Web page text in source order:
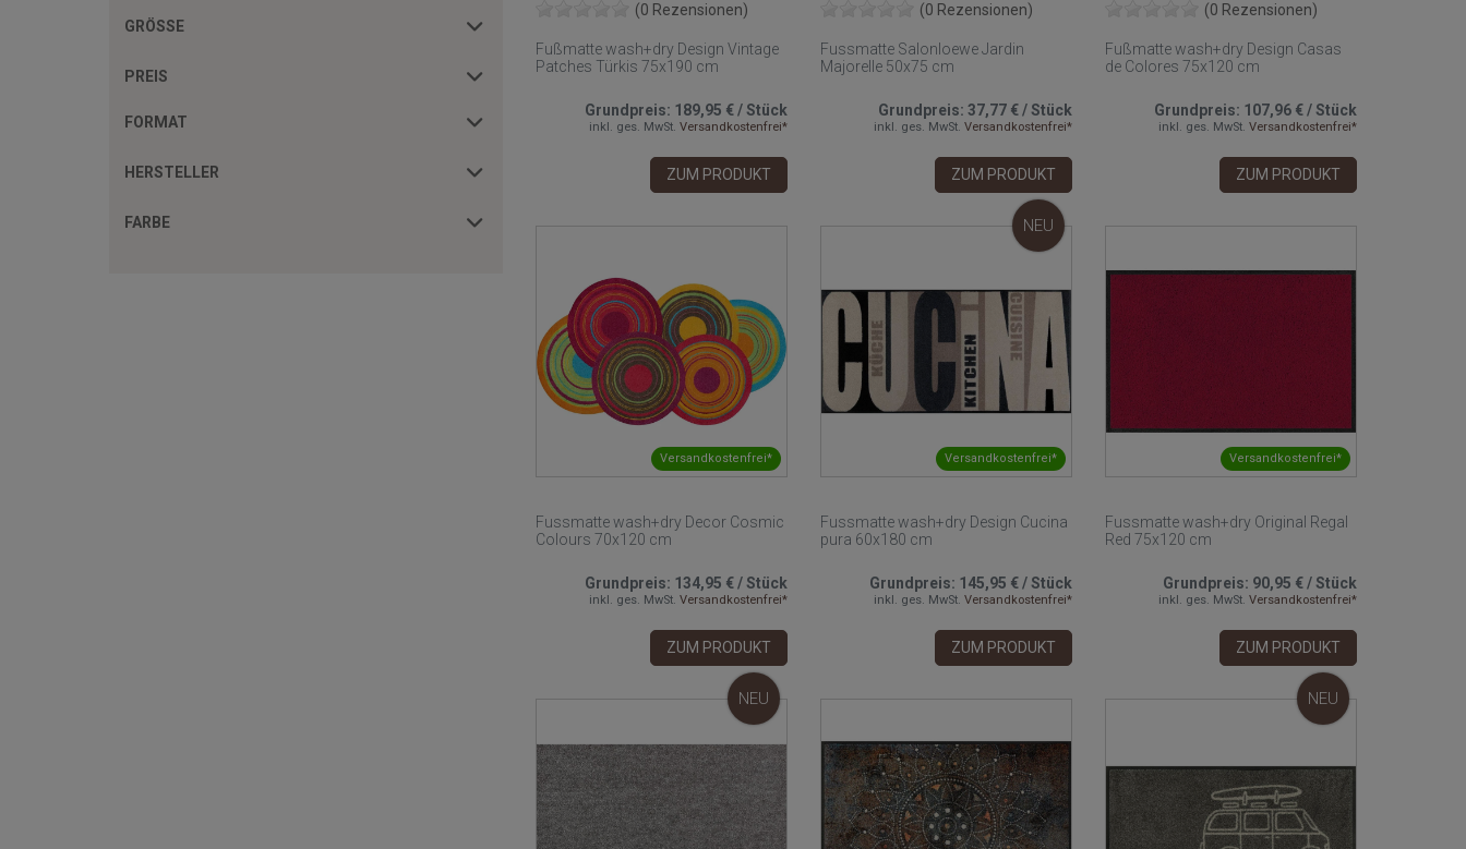
GRÖSSE
PREIS
FORMAT
HERSTELLER
FARBE
(0 Rezensionen)
Fußmatte wash+dry Design Vintage
Patches Türkis 75x190 cm
Grundpreis: 189,95 €/Stück
inkl. ges. MwSt. Versandkostenfrei*
ZUM PRODUKT
(0 Rezensionen)
Fussmatte Salonloewe Jardin
Majorelle 50x75 cm
Grundpreis:37,77 €/Stück
inkl. ges. MwSt. Versandkostenfrei*
ZUM PRODUKT
(0 Rezensionen)
Fußmatte wash+dry Design Casas
de Colores 75x120 cm
Grundpreis: 107,96 €/Stück
inkl. ges. MwSt. Versandkostenfrei*
ZUM PRODUKT
Versandkostenfrei*
Fussmatte wash+dry Decor Cosmic
Colours 70x120 cm
Grundpreis: 134,95 €/Stück
inkl. ges. MwSt. Versandkostenfrei*
ZUM PRODUKT
Versandkostenfrei*
NEU
Fussmatte wash+dry Design Cucina
pura 60x180 cm
Grundpreis: 145,95 €/Stück
inkl. ges. MwSt. Versandkostenfrei*
ZUM PRODUKT
Versandkostenfrei*
Fussmatte wash+dry Original Regal
Red 75x120 cm
Grundpreis: 90,95 €/Stück
inkl. ges. MwSt. Versandkostenfrei*
ZUM PRODUKT
NEU NEU